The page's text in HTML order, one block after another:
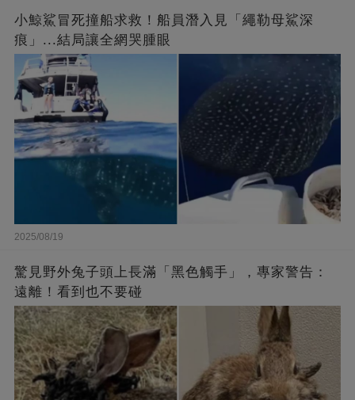
小鯨鯊冒死撞船求救！船員潛入見「繩勒母鯊深
痕」...結局讓全網哭腫眼
2025/08/19
驚見野外兔子頭上長滿「黑色觸手」，專家警告：
遠離！看到也不要碰